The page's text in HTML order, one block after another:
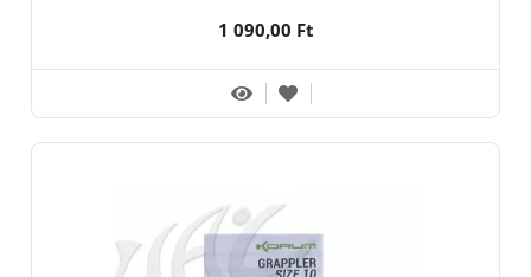
1 090,00 Ft